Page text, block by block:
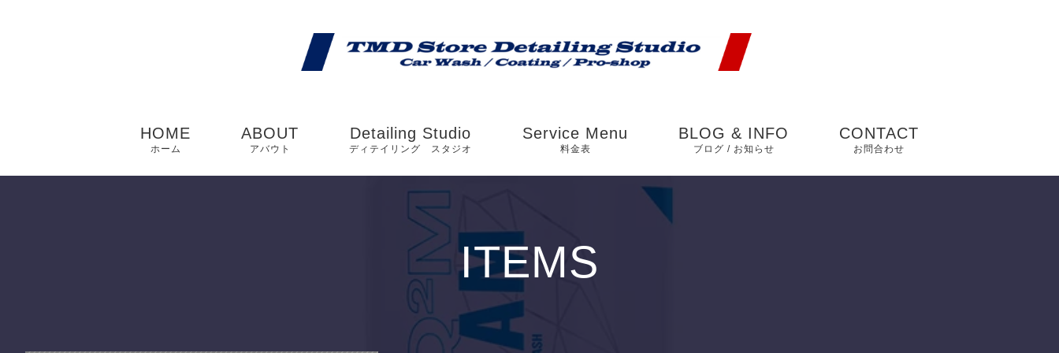
HOME
ホーム
ABOUT
アバウト
Detailing Studio
ディテイリング スタジオ
Service Menu
料金表
BLOG & INFO
ブログ / お知らせ
CONTACT
お問合わせ
ITEMS